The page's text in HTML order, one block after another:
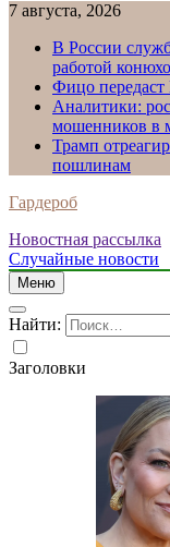
7 августа, 2026
В России
работой
Фицо передаст
Аналитики:
мошенников в
Трамп
пошлинам
Гардероб
Новостная рассылка
Случайные новости
Меню
Найти:
Заголовки